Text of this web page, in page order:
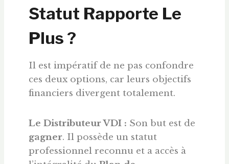
Statut Rapporte Le
Plus ?
Il est impératif de ne pas confondre
ces deux options, car leurs objectifs
financiers divergent totalement.
Le Distributeur VDI : Son but est de
gagner. Il possède un statut
professionnel reconnu et a accès à